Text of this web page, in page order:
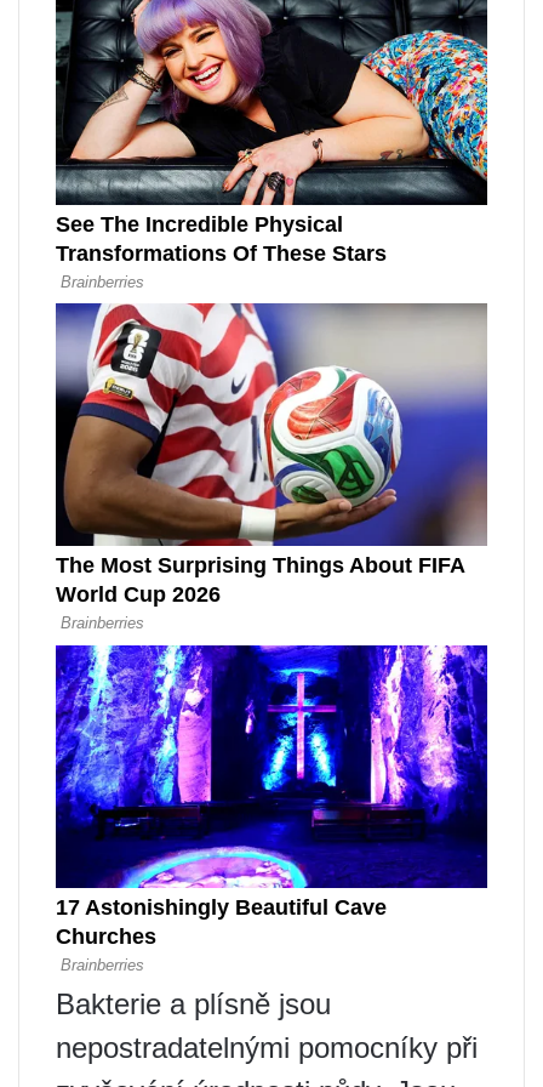
Bakterie a plísně jsou
nepostradatelnými pomocníky při